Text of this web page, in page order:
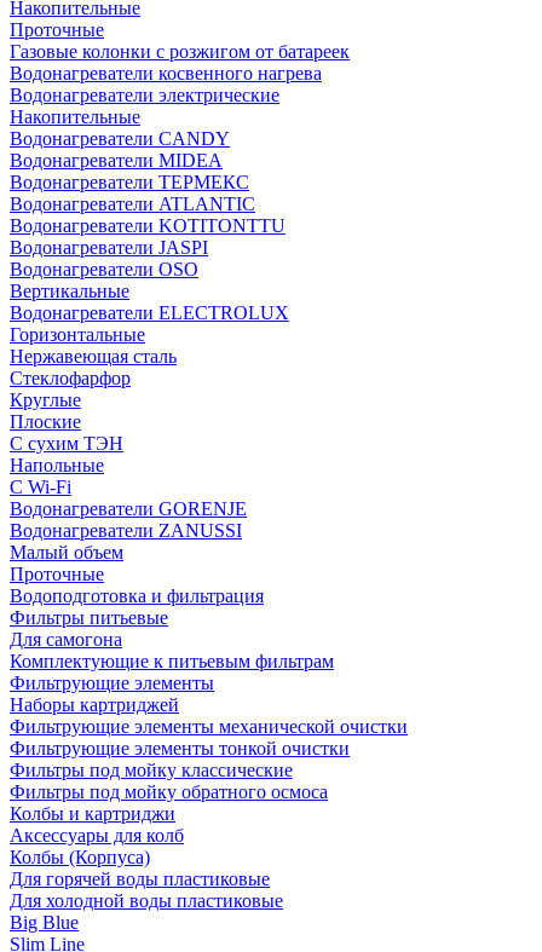
Накопительные
Проточные
Газовые колонки с розжигом от батареек
Водонагреватели косвенного нагрева
Водонагреватели электрические
Накопительные
Водонагреватели CANDY
Водонагреватели MIDEA
Водонагреватели ТЕРМЕКС
Водонагреватели ATLANTIC
Водонагреватели KOTITONTTU
Водонагреватели JASPI
Водонагреватели OSO
Вертикальные
Водонагреватели ELECTROLUX
Горизонтальные
Нержавеющая сталь
Стеклофарфор
Круглые
Плоские
С сухим ТЭН
Напольные
С Wi-Fi
Водонагреватели GORENJE
Водонагреватели ZANUSSI
Малый объем
Проточные
Водоподготовка и фильтрация
Фильтры питьевые
Для самогона
Комплектующие к питьевым фильтрам
Фильтрующие элементы
Наборы картриджей
Фильтрующие элементы механической очистки
Фильтрующие элементы тонкой очистки
Фильтры под мойку классические
Фильтры под мойку обратного осмоса
Колбы и картриджи
Аксессуары для колб
Колбы (Корпуса)
Для горячей воды пластиковые
Для холодной воды пластиковые
Big Blue
Slim Line